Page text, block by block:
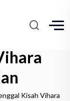
Kisah Vihara